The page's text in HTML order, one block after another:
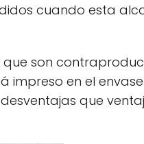
cuando esta
que son
impreso en el
que